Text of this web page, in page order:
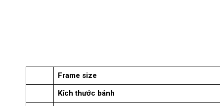
Frame size
Kích thước bánh